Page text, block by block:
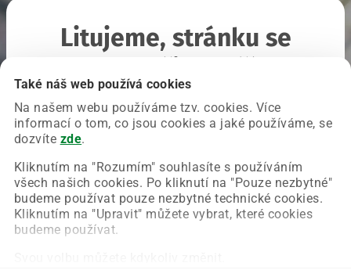
Také náš web používá cookies
Na našem webu používáme tzv. cookies. Více
informací o tom, co jsou cookies a jaké používáme, se
dozvíte zde.
Kliknutím na "Rozumím" souhlasíte s používáním
všech našich cookies. Po kliknutí na "Pouze nezbytné"
budeme používat pouze nezbytné technické cookies.
Kliknutím na "Upravit" můžete vybrat, které cookies
budeme používat.
Litujeme, stránku se
Chyba nastala na naší straně a už ji opravujeme.
Zkuste prosím znovu načíst požadovanou stránku.
Obnovit stránku Úvodní strana